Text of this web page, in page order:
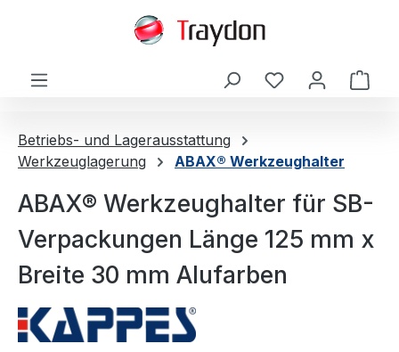
Betriebs- und Lagerausstattung
Werkzeuglagerung
ABAX® Werkzeughalter
ABAX® Werkzeughalter für SB-
Verpackungen Länge 125 mm x
Breite 30 mm Alufarben